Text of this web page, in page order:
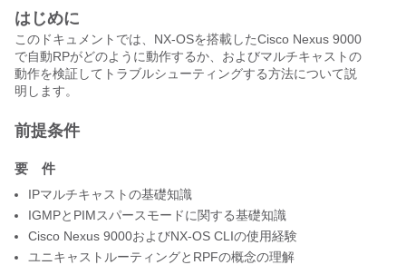
はじめに
このドキュメントでは、NX-OSを搭載したCisco Nexus 9000
で自動RPがどのように動作するか、およびマルチキャストの
動作を検証してトラブルシューティングする方法について説
明します。
前提条件
要 件
IPマルチキャストの基礎知識
IGMPとPIMスパースモードに関する基礎知識
Cisco Nexus 9000およびNX-OS CLIの使用経験
ユニキャストルーティングとRPFの概念の理解